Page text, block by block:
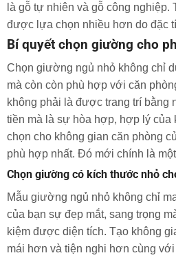
là gỗ tự nhiên và gỗ công nghiệp.
được lựa chọn nhiều hơn do đặc
Bí quyết chọn giường cho
Chọn giường ngủ nhỏ không chỉ
mà còn còn phù hợp với căn
không phải là được trang trí bằng
tiền mà là sự hòa hợp, hợp lý của
chọn cho không gian căn phòng
phù hợp nhất. Đó mới chính là
Chọn giường có kích thước nhỏ
Mẫu giường ngủ nhỏ không chỉ
của bạn sự đẹp mắt, sang trọng
kiệm được diện tích. Tạo không
mái hơn và tiện nghi hơn cùng